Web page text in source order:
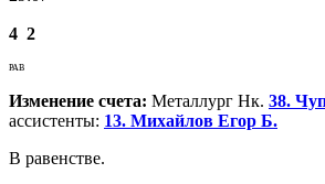
4 2
РАВ
Изменение счета: Металлург Нк. 38.
ассистенты: 13. Михайлов Егор Б.
В равенстве.